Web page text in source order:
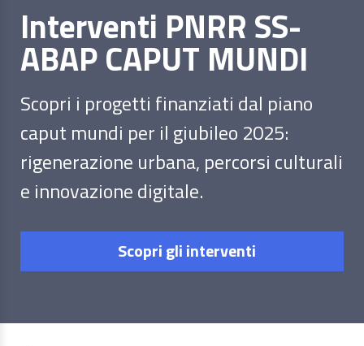
Interventi PNRR SS-
ABAP CAPUT MUNDI
Scopri i progetti finanziati dal piano
caput mundi per il giubileo 2025:
rigenerazione urbana, percorsi culturali
e innovazione digitale.
Scopri gli interventi